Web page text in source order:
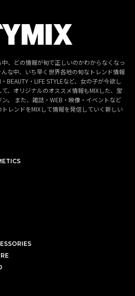
、どの情報が旬で正しいのかわからなくなっ
な中、いち早く世界各地の旬なトレンド情報
BEAUTY・LIFE STYLEなど、女の子が今欲し
、オリジナルのオススメ情報もMIXした、宝
。 また、雑誌・WEB・映像・イベントなど
レンドをMIXして情報を発信していく新しい